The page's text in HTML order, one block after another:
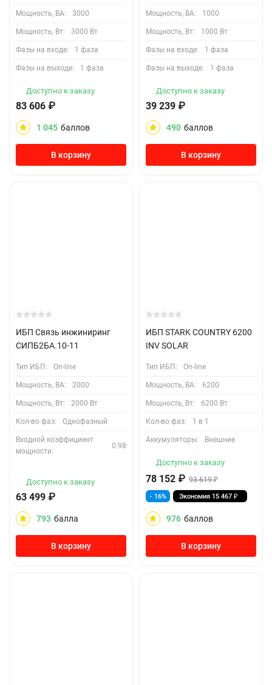
Мощность, ВА: 3000
Мощность, Вт: 3000 Вт
Фазы на входе: 1 фаза
Фазы на выходе: 1 фаза
Доступно к заказу
83 606 ₽
1 045 баллов
В корзину
Мощность, ВА: 1000
Мощность, Вт: 1000 Вт
Фазы на входе: 1 фаза
Фазы на выходе: 1 фаза
Доступно к заказу
39 239 ₽
490 баллов
В корзину
ИБП Связь инжиниринг
СИПБ2БА.10-11
Тип ИБП: On-line
Мощность, ВА: 2000
Мощность, Вт: 2000 Вт
Кол-во фаз: Однофазный
Входной коэффициент
мощности:
0.98
Доступно к заказу
63 499 ₽
793 балла
В корзину
ИБП STARK COUNTRY 6200
INV SOLAR
Тип ИБП: On-line
Мощность, ВА: 6200
Мощность, Вт: 6200 Вт
Кол-во фаз: 1 в 1
Аккумуляторы: Внешние
Доступно к заказу
78 152 ₽ 93 619₽
- 16% Экономия 15 467 ₽
976 баллов
В корзину